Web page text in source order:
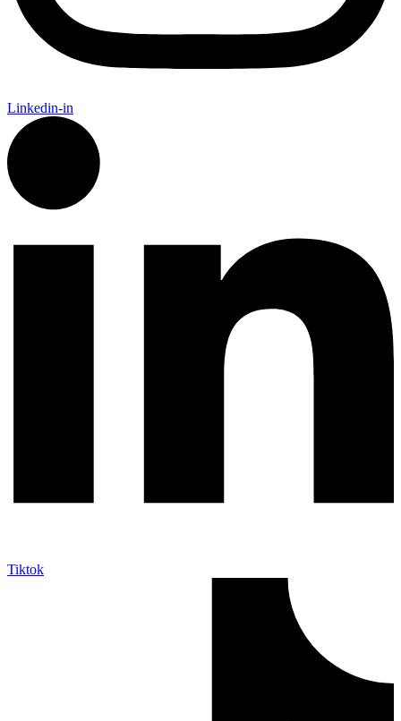
Linkedin-in
Tiktok